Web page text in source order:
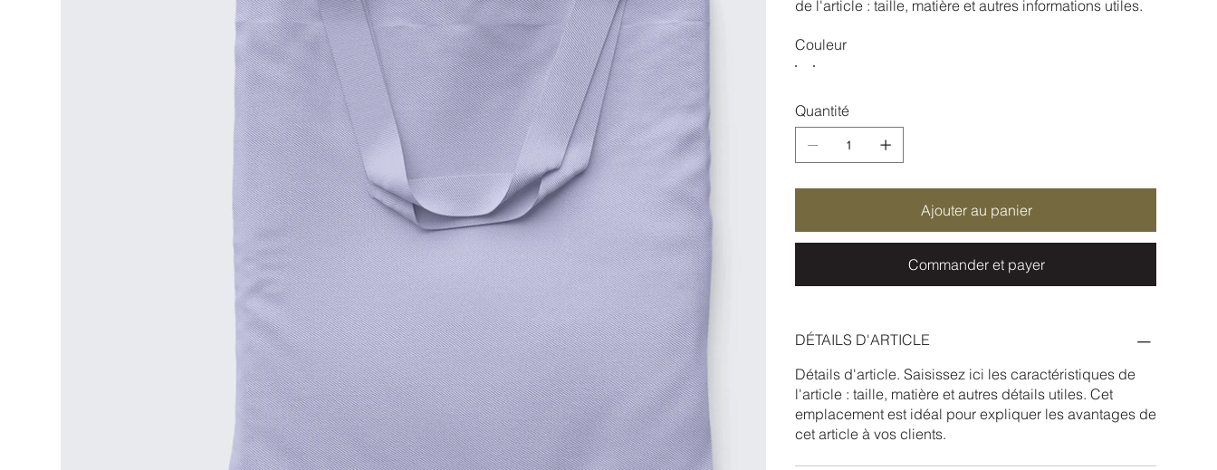
de l'article : taille, matière et autres informations utiles.
Couleur
Quantité
Ajouter au panier
Commander et payer
DÉTAILS D'ARTICLE
Détails d'article. Saisissez ici les caractéristiques de
l'article : taille, matière et autres détails utiles. Cet
emplacement est idéal pour expliquer les avantages de
cet article à vos clients.